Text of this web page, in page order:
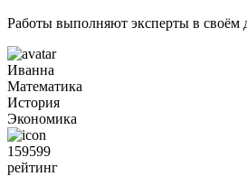
Работы выполняют эксперты в своём
Иванна
Математика
История
Экономика
159599
рейтинг